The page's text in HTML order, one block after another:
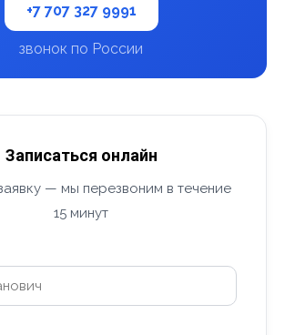
+7 707 327 9991
звонок по России
Записаться онлайн
— мы перезвоним в течение
15 минут